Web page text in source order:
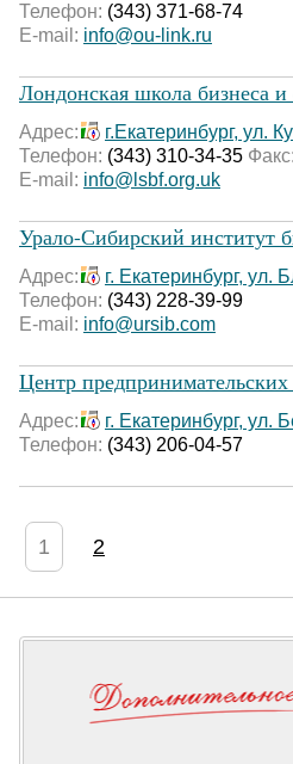
Телефон: (343) 371-68-74
E-mail: info@ou-link.ru
Лондонская школа бизнеса
Адрес:
г.Екатеринбург, ул.
Телефон: (343) 310-34-35 Факс:
E-mail: info@lsbf.org.uk
Урало-Сибирский институт
Адрес:
г. Екатеринбург, ул.
Телефон: (343) 228-39-99
E-mail: info@ursib.com
Центр предпринимательских
Адрес:
г. Екатеринбург, ул.
Телефон: (343) 206-04-57
1 2